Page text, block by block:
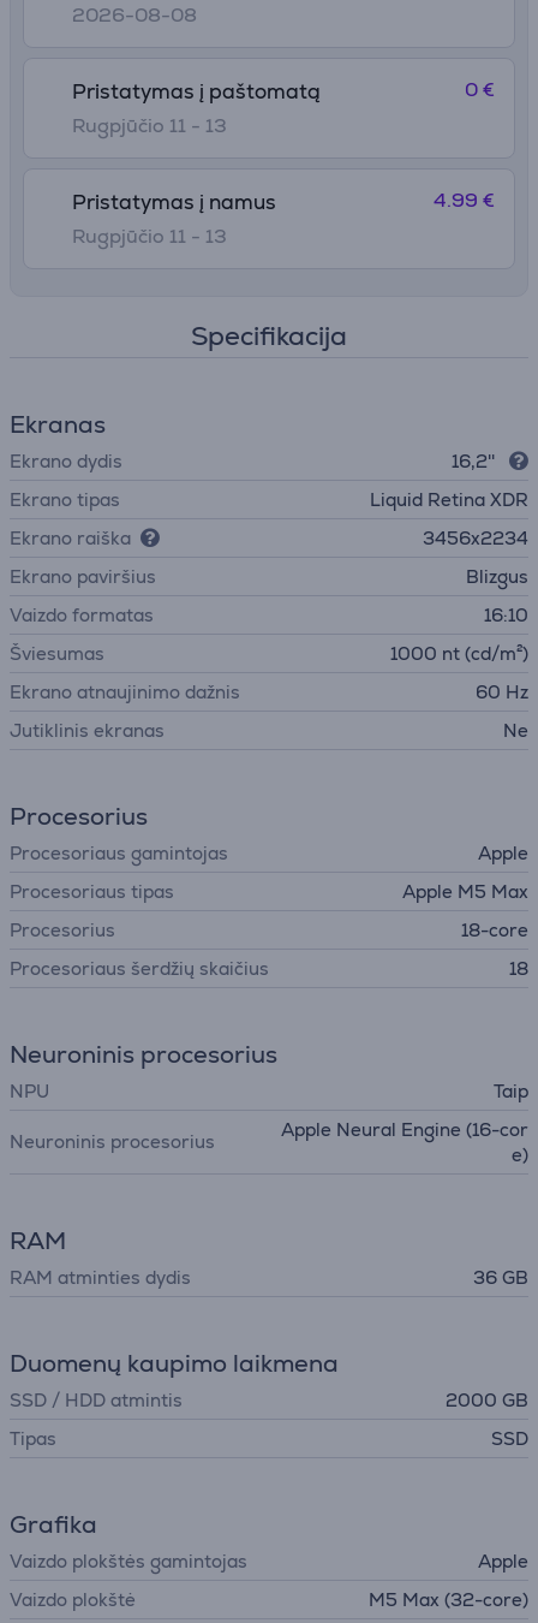
2026-08-08
Pristatymas į paštomatą
Rugpjūčio 11 - 13
0 €
Pristatymas į namus
Rugpjūčio 11 - 13
4.99 €
Specifikacija
Ekranas
Ekrano dydis
16,2''
Ekrano tipas
Liquid Retina XDR
Ekrano raiška
3456x2234
Ekrano paviršius
Blizgus
Vaizdo formatas
16:10
Šviesumas
1000 nt (cd/m²)
Ekrano atnaujinimo dažnis
60 Hz
Jutiklinis ekranas
Ne
Procesorius
Procesoriaus gamintojas
Apple
Procesoriaus tipas
Apple M5 Max
Procesorius
18-core
Procesoriaus šerdžių skaičius
18
Neuroninis procesorius
NPU Taip
Neuroninis procesorius
Apple Neural Engine (16-cor
e)
RAM
RAM atminties dydis 36 GB
Duomenų kaupimo laikmena
SSD / HDD atmintis
2000 GB
Tipas
SSD
Grafika
Vaizdo plokštės gamintojas
Apple
Vaizdo plokštė
M5 Max (32-core)